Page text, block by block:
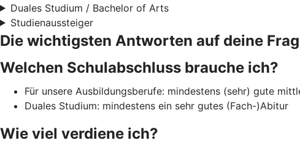
Duales Studium / Bachelor of Arts
Studienaussteiger
Die wichtigsten Antworten auf deine
Welchen Schulabschluss brauche ich?
Für unsere Ausbildungsberufe: mindestens (sehr) gute
Duales Studium: mindestens ein sehr gutes (Fach-)Abitur
Wie viel verdiene ich?